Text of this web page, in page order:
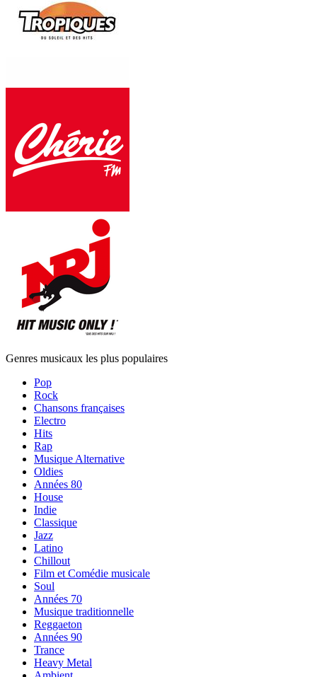
Genres musicaux les plus populaires
Pop
Rock
Chansons françaises
Electro
Hits
Rap
Musique Alternative
Oldies
Années 80
House
Indie
Classique
Jazz
Latino
Chillout
Film et Comédie musicale
Soul
Années 70
Musique traditionnelle
Reggaeton
Années 90
Trance
Heavy Metal